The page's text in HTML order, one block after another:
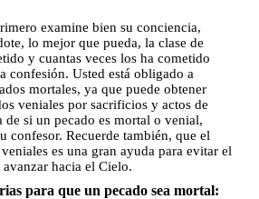
examine bien su conciencia,
lo mejor que pueda, la clase de
y cuantas veces los ha cometido
confesión. Usted está obligado a
mortales, ya que puede obtener
veniales por sacrificios y actos de
de si un pecado es mortal o venial,
confesor. Recuerde también, que el
es una gran ayuda para evitar el
hacia el Cielo.
para que un pecado sea mortal: